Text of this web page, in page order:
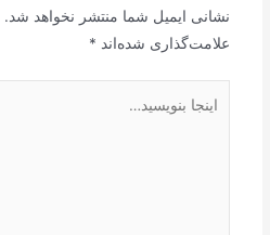
نشانی ایمیل شما منتشر نخواهد شد.
علامت‌گذاری شده‌اند *
بنویسید…